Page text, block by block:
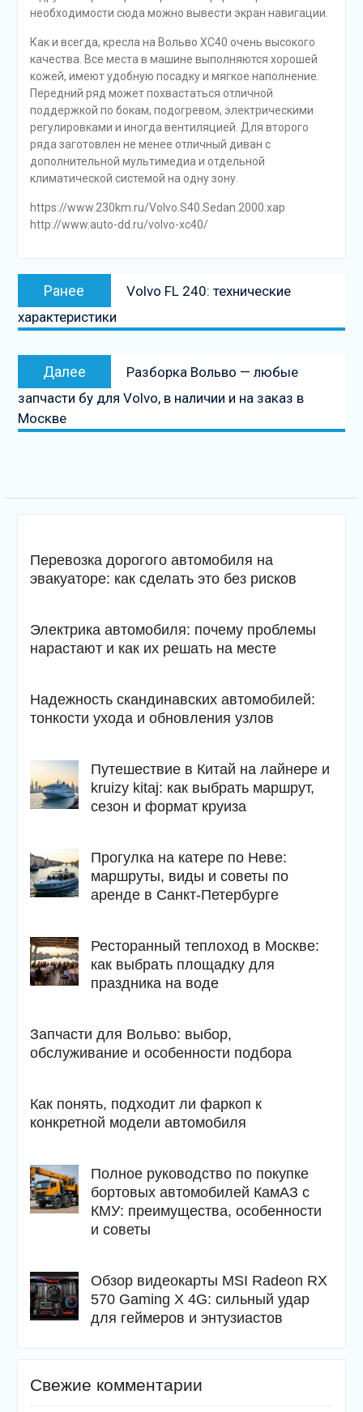
необходимости сюда можно вывести экран навигации.
Как и всегда, кресла на Вольво XC40 очень высокого
качества. Все места в машине выполняются хорошей
кожей, имеют удобную посадку и мягкое наполнение.
Передний ряд может похвастаться отличной
поддержкой по бокам, подогревом, электрическими
регулировками и иногда вентиляцией. Для второго
ряда заготовлен не менее отличный диван с
дополнительной мультимедиа и отдельной
климатической системой на одну зону.
https://www.230km.ru/Volvo.S40.Sedan.2000.xap
http://www.auto-dd.ru/volvo-xc40/
Навигация
записям
Ранее
Предыдущая
запись:
Volvo FL 240: технические
характеристики
Далее
Следующая
запись
Разборка Вольво — любые
запчасти бу для Volvo, в наличии и на заказ в
Москве
Перевозка дорогого автомобиля на
эвакуаторе: как сделать это без рисков
Электрика автомобиля: почему проблемы
нарастают и как их решать на месте
Надежность скандинавских автомобилей:
тонкости ухода и обновления узлов
Путешествие в Китай на лайнере и
kruizy kitaj: как выбрать маршрут,
сезон и формат круиза
Прогулка на катере по Неве:
маршруты, виды и советы по
аренде в Санкт-Петербурге
Ресторанный теплоход в Москве:
как выбрать площадку для
праздника на воде
Запчасти для Вольво: выбор,
обслуживание и особенности подбора
Как понять, подходит ли фаркоп к
конкретной модели автомобиля
Полное руководство по покупке
бортовых автомобилей КамАЗ с
КМУ: преимущества, особенности
и советы
Обзор видеокарты MSI Radeon RX
570 Gaming X 4G: сильный удар
для геймеров и энтузиастов
Свежие комментарии